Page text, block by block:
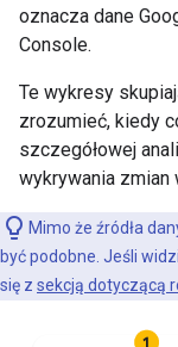
oznacza dane
Console.
Te wykresy
zrozumieć, kiedy
szczegółowej
wykrywania zmian
Mimo że źródła
być podobne. Jeśli
się z sekcją dotyczącą